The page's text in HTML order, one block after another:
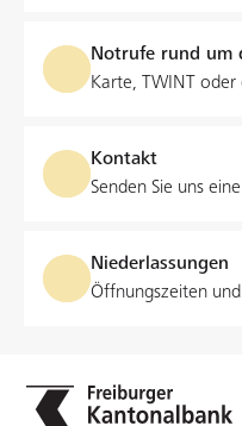
Notrufe rund um
Karte, TWINT oder
Kontakt
Senden Sie uns
Niederlassungen
Öffnungszeiten